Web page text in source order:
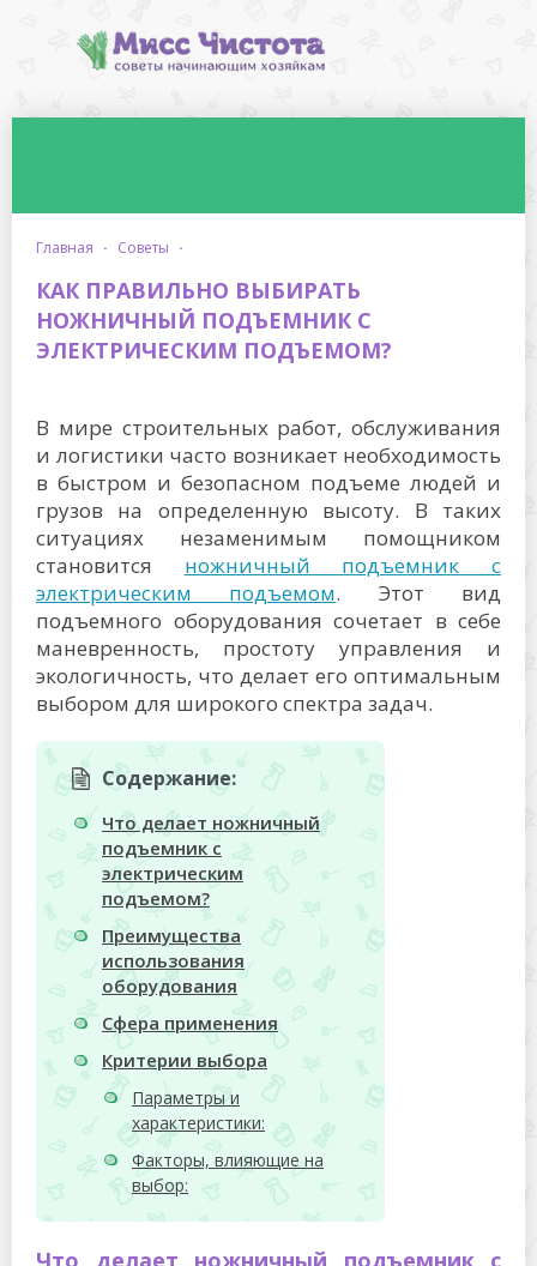
главная · советы ·
КАК ПРАВИЛЬНО ВЫБИРАТЬ
НОЖНИЧНЫЙ ПОДЪЕМНИК С
ЭЛЕКТРИЧЕСКИМ ПОДЪЕМОМ?
В мире строительных работ, обслуживания
и логистики часто возникает необходимость
в быстром и безопасном подъеме людей и
грузов на определенную высоту. В таких
ситуациях незаменимым помощником
становится ножничный подъемник с
электрическим подъемом. Этот вид
подъемного оборудования сочетает в себе
маневренность, простоту управления и
экологичность, что делает его оптимальным
выбором для широкого спектра задач.
Содержание:
Что делает ножничный
подъемник с
электрическим
подъемом?
Преимущества
использования
оборудования
Сфера применения
Критерии выбора
Параметры и
характеристики:
Факторы, влияющие на
выбор:
Что делает ножничный подъемник с